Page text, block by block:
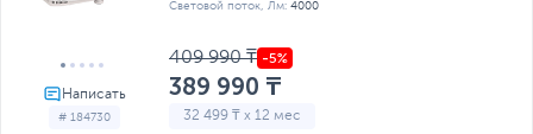
# 184730
Световой поток, Лм: 4000
409 990 ₸
389 990 ₸
32 499 ₸ x 12 мес